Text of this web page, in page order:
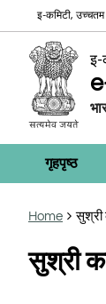
इ-कमिटी, उच्चतम
इ-
गृहपृष्ठ
Home सुश्री
सुश्री